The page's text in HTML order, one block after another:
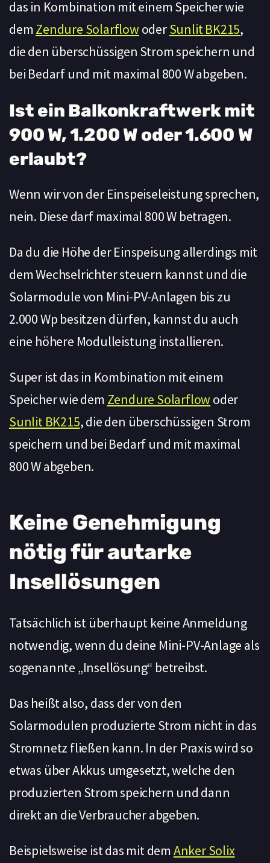
das in Kombination mit einem Speicher wie
demZendure SolarflowoderSunlit BK215,
die den überschüssigen Strom speichern und
bei Bedarf und mit maximal 800 W abgeben.
Ist ein Balkonkraftwerk mit
900 W, 1.200 W oder 1.600 W
erlaubt?
Wenn wir von der Einspeiseleistung sprechen,
nein. Diese darf maximal 800 W betragen.
Da du die Höhe der Einspeisung allerdings mit
dem Wechselrichter steuern kannst und die
Solarmodule von Mini-PV-Anlagen bis zu
2.000 Wp besitzen dürfen, kannst du auch
eine höhere Modulleistung installieren.
Super ist das in Kombination mit einem
Speicher wie dem Zendure Solarflowoder
Sunlit BK215, die den überschüssigen Strom
speichern und bei Bedarf und mit maximal
800 W abgeben.
Keine Genehmigung
nötig für autarke
Insellösungen
Tatsächlich ist überhaupt keine Anmeldung
notwendig, wenn du deine Mini-PV-Anlage als
sogenannte „Insellösung“ betreibst.
Das heißt also, dass der von den
Solarmodulen produzierte Strom nicht in das
Stromnetz fließen kann. In der Praxis wird so
etwas über Akkus umgesetzt, welche den
produzierten Strom speichern und dann
direkt an die Verbraucher abgeben.
Beispielsweise ist das mit demAnker Solix